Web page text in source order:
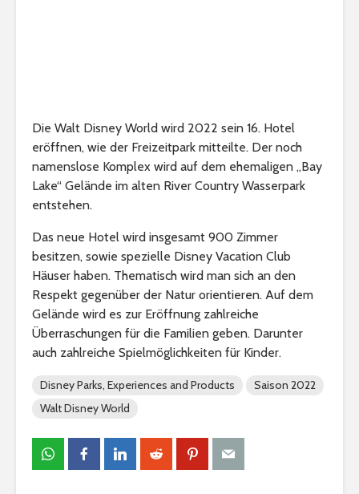
Die Walt Disney World wird 2022 sein 16. Hotel
eröffnen, wie der Freizeitpark mitteilte. Der noch
namenslose Komplex wird auf dem ehemaligen „Bay
Lake“ Gelände im alten River Country Wasserpark
entstehen.
Das neue Hotel wird insgesamt 900 Zimmer
besitzen, sowie spezielle Disney Vacation Club
Häuser haben. Thematisch wird man sich an den
Respekt gegenüber der Natur orientieren. Auf dem
Gelände wird es zur Eröffnung zahlreiche
Überraschungen für die Familien geben. Darunter
auch zahlreiche Spielmöglichkeiten für Kinder.
Disney Parks, Experiences and Products
Saison 2022
Walt Disney World